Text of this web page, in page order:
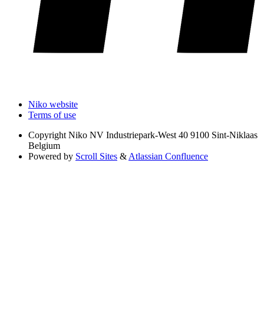
Niko website
Terms of use
Copyright Niko NV Industriepark-West 40 9100 Sint-Niklaas
Belgium
Powered by Scroll Sites & Atlassian Confluence